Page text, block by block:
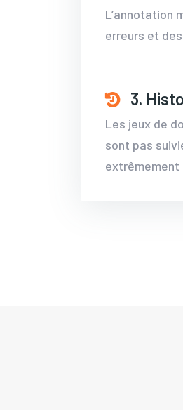
L’annotation
erreurs et
3.
Les jeux de
sont pas